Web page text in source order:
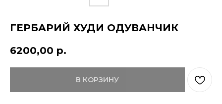
ГЕРБАРИЙ ХУДИ ОДУВАНЧИК
6200,00 р.
В КОРЗИНУ